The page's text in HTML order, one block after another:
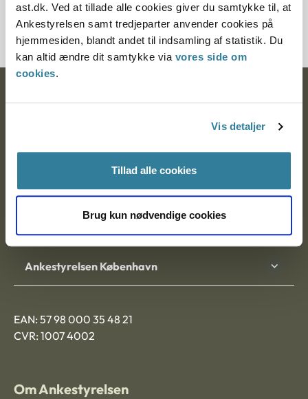
ast.dk. Ved at tillade alle cookies giver du samtykke til, at
Ankestyrelsen samt tredjeparter anvender cookies på
hjemmesiden, blandt andet til indsamling af statistik. Du
kan altid ændre dit samtykke via vores side om
cookies.
Vis detaljer
Tillad alle cookies
Brug kun nødvendige cookies
71431-95
Ankestyrelsen
Nytorv 7, 2. sal
Ankestyrelsen København
EAN: 57 98 000 35 48 21
CVR: 1007 4002
Om Ankestyrelsen